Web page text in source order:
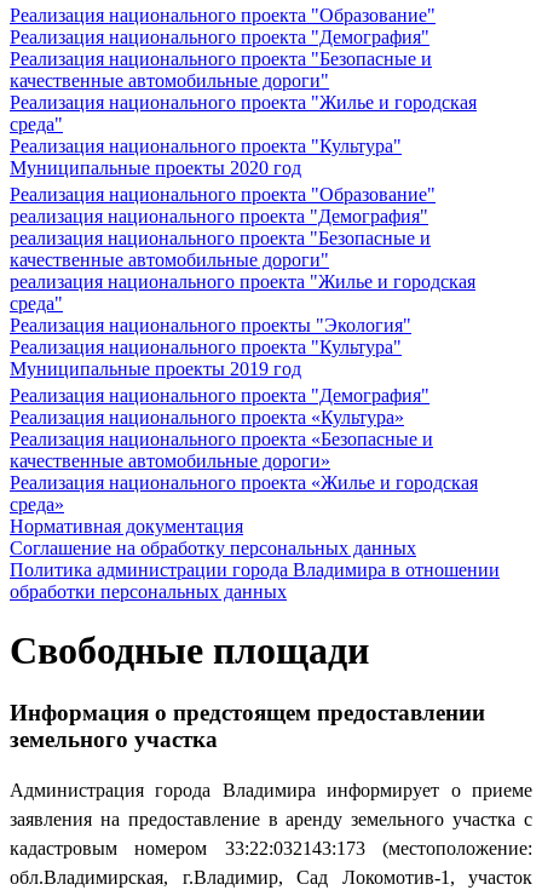
Реализация национального проекта "Образование"
Реализация национального проекта "Демография"
Реализация национального проекта "Безопасные и
качественные автомобильные дороги"
Реализация национального проекта "Жилье и городская
среда"
Реализация национального проекта "Культура"
Муниципальные проекты 2020 год
Реализация национального проекта "Образование"
реализация национального проекта "Демография"
реализация национального проекта "Безопасные и
качественные автомобильные дороги"
реализация национального проекта "Жилье и городская
среда"
Реализация национального проекты "Экология"
Реализация национального проекта "Культура"
Муниципальные проекты 2019 год
Реализация национального проекта "Демография"
Реализация национального проекта «Культура»
Реализация национального проекта «Безопасные и
качественные автомобильные дороги»
Реализация национального проекта «Жилье и городская
среда»
Нормативная документация
Соглашение на обработку персональных данных
Политика администрации города Владимира в отношении
обработки персональных данных
Свободные площади
Информация о предстоящем предоставлении
земельного участка
Администрация города Владимира информирует о приеме
заявления на предоставление в аренду земельного участка с
кадастровым номером 33:22:032143:173 (местоположение:
обл.Владимирская, г.Владимир, Сад Локомотив-1, участок